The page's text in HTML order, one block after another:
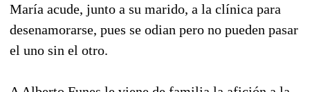
María acude, junto a su marido, a la clínica para
desenamorarse, pues se odian pero no pueden pasar
el uno sin el otro.